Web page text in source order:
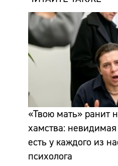
«Твою мать» ранит
хамства: невидимая
есть у каждого из
психолога